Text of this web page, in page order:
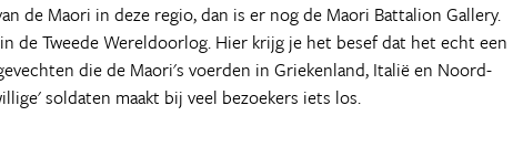
de Maori in deze regio, dan is er nog de Maori Battalion Gallery.
de Tweede Wereldoorlog. Hier krijg je het besef dat het echt een
die de Maori's voerden in Griekenland, Italië en Noord-
soldaten maakt bij veel bezoekers iets los.